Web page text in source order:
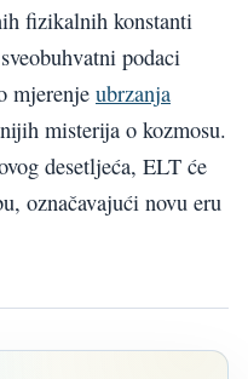
fizikalnih konstanti
podaci
mjerenje ubrzanja
misterija o kozmosu.
desetljeća, ELT će
označavajući novu eru